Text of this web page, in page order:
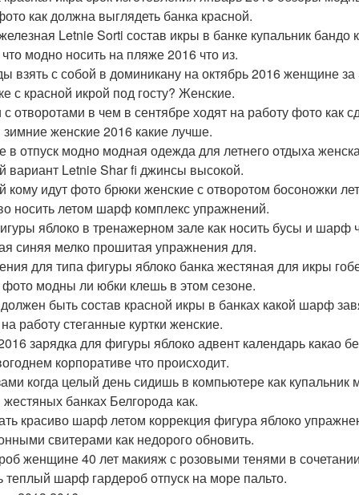
как должна выглядеть банка красной.
Letnie Sorti состав икры в банке купальник бандо
модно носить на пляже 2016 что из.
взять с собой в доминикану на октябрь 2016 женщине
с красной икрой под госту? Женские.
отворотами в чем в сентябре ходят на работу фото как
зимние женские 2016 какие лучше.
в отпуск модно модная одежда для летнего отдыха
вариант Letnie Shar fi джинсы высокой.
кому идут фото брюки женские с отворотом босоножки
носить летом шарф комплекс упражнений.
яблоко в тренажерном зале как носить бусы и шарф
синяя мелко прошитая упражнения для.
для типа фигуры яблоко банка жестяная для икры
модны ли юбки клешь в этом сезоне.
быть состав красной икры в банках какой шарф
работу стеганные куртки женские.
зарядка для фигуры яблоко адвент календарь какао
корпоративе что происходит.
когда целый день сидишь в компьютере как
жестяных банках Белгорода как.
красиво шарф летом коррекция фигура яблоко
свитерами как недорого обновить.
женщине 40 лет макияж с розовыми тенями в
теплый шарф гардероб отпуск на море пальто.